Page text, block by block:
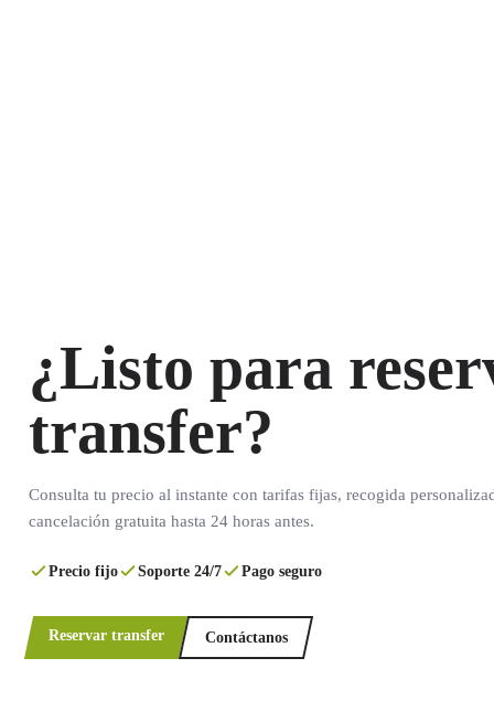
¿Listo para
transfer?
Consulta tu precio al instante con tarifas fijas, recogida
cancelación gratuita hasta 24 horas antes.
Precio fijo Soporte 24/7 Pago seguro
Reservar transfer Contáctanos